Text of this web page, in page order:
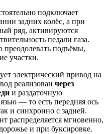
подключает
задних колёс, а при
ряд, активируются
педали газа.
преодолевать подъёмы,
участки.
электрический привод на
реализован через
и раздаточную
— то есть передняя ось
и синхронно с задней.
распределяется мгновенно,
и при буксировке.